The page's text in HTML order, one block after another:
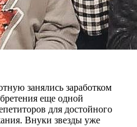
занялись заработком
еще одной
для достойного
Внуки звезды уже